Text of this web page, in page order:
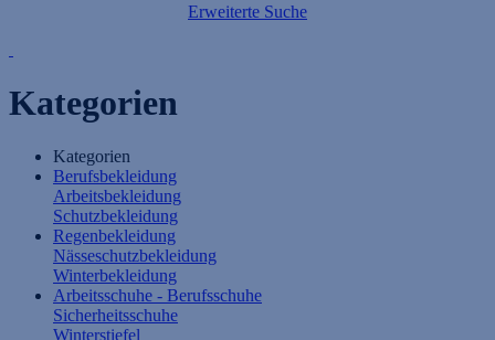
Erweiterte Suche
Kategorien
Kategorien
Berufsbekleidung
Arbeitsbekleidung
Schutzbekleidung
Regenbekleidung
Nässeschutzbekleidung
Winterbekleidung
Arbeitsschuhe - Berufsschuhe
Sicherheitsschuhe
Winterstiefel